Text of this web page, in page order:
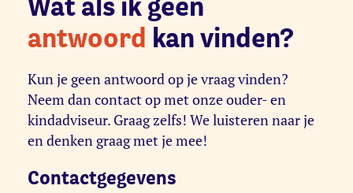
antwoord kan vinden?
Kun je geen antwoord op je vraag vinden?
Neem dan contact op met onze ouder- en
kindadviseur. Graag zelfs! We luisteren naar je
en denken graag met je mee!
Contactgegevens